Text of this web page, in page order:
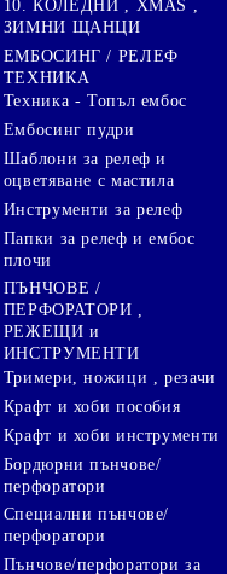
10. КОЛЕДНИ , XMAS ,
ЗИМНИ ЩАНЦИ
ЕМБОСИНГ / РЕЛЕФ
ТЕХНИКА
Техника - Топъл ембос
Ембосинг пудри
Шаблони за релеф и
оцветяване с мастила
Инструменти за релеф
Папки за релеф и ембос
плочи
ПЪНЧОВЕ /
ПЕРФОРАТОРИ ,
РЕЖЕЩИ и
ИНСТРУМЕНТИ
Тримери, ножици , резачи
Крафт и хоби пособия
Крафт и хоби инструменти
Бордюрни пънчове/
перфоратори
Специални пънчове/
перфоратори
Пънчове/перфоратори за